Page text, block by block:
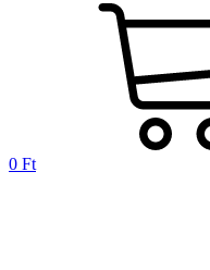
0 Ft